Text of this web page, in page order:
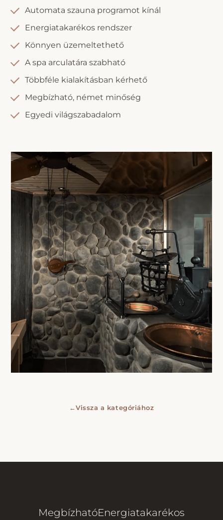
Automata szauna programot kínál
Energiatakarékos rendszer
Könnyen üzemeltethető
A spa arculatára szabható
Többféle kialakításban kérhető
Megbízható, német minőség
Egyedi világszabadalom
←Vissza a kategóriához
MegbízhatóEnergiatakarékos